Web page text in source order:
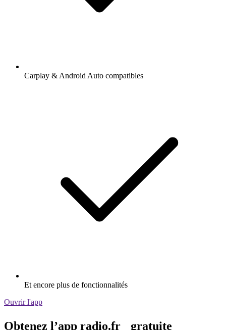
Carplay & Android Auto compatibles
Et encore plus de fonctionnalités
Ouvrir l'app
Obtenez l’app radio.fr gratuite